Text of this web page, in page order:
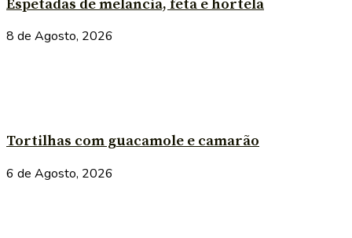
Espetadas de melancia, feta e hortelã
8 de Agosto, 2026
Tortilhas com guacamole e camarão
6 de Agosto, 2026